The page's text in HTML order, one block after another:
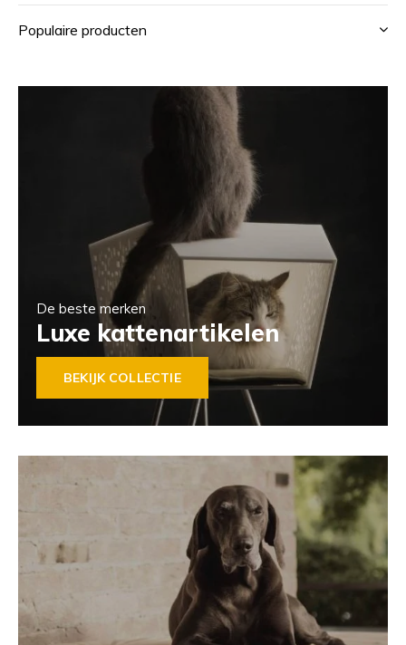
Populaire producten
De beste merken
Luxe kattenartikelen
BEKIJK COLLECTIE